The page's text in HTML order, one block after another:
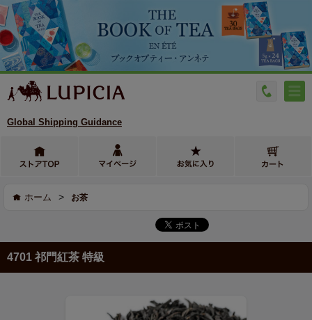
Global Shipping Guidance
ホーム > お茶
4701 祁門紅茶 特級